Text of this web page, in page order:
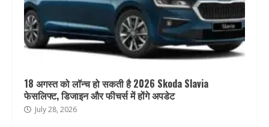
18 अगस्त को लॉन्च हो सकती है 2026 Skoda Slavia
फेसलिफ्ट, डिजाइन और फीचर्स में होंगे अपडेट
July 28, 2026